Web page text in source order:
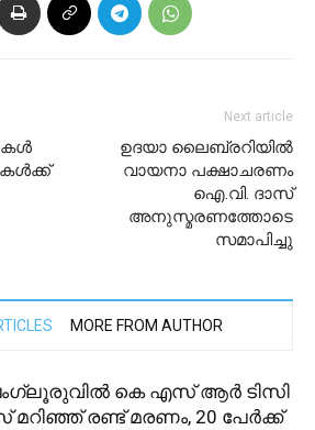
Next article
ഉദയാ ലൈബ്രറിയിൽ
വായനാ പക്ഷാചരണം
ഐ.വി. ദാസ്
അനുസ്മരണത്തോടെ
സമാപിച്ചു
MORE FROM AUTHOR
കെ എസ് ആർ ടിസി
രണ്ട് മരണം, 20 പേർക്ക്